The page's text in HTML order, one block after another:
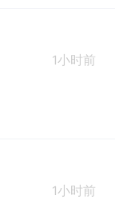
1小时前
1小时前